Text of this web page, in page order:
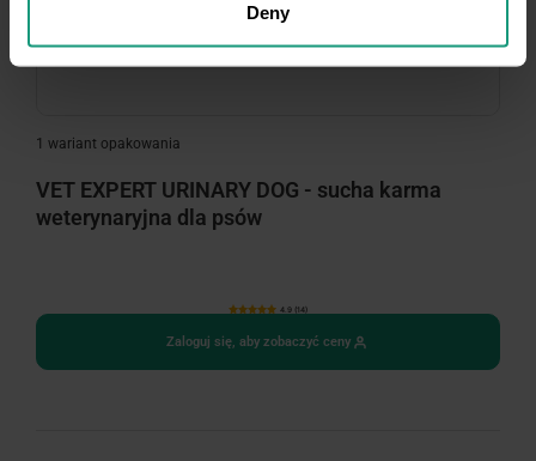
Deny
1 wariant opakowania
VET EXPERT URINARY DOG - sucha karma
weterynaryjna dla psów
4.9 (14)
Zaloguj się, aby zobaczyć ceny